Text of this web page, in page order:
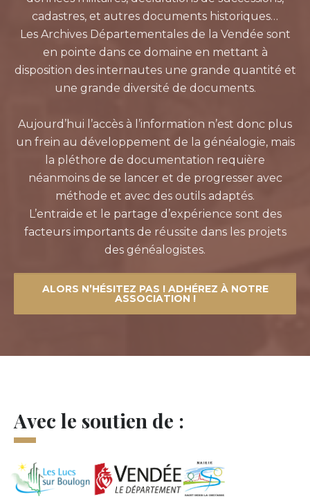
cadastres, et autres documents historiques…
Les Archives Départementales de la Vendée sont
en pointe dans ce domaine en mettant à
disposition des internautes une grande quantité et
une grande diversité de documents.
Aujourd’hui l’accès à l’information n’est donc plus
un frein au développement de la généalogie, mais
la pléthore de documentation requière
néanmoins de se lancer et de progresser avec
méthode et avec des outils adaptés.
L’entraide et le partage d’expérience sont des
facteurs importants de réussite dans les projets
des généalogistes.
ALORS N’HÉSITEZ PAS ! ADHÉREZ À NOTRE
ASSOCIATION !
Avec le soutien de :